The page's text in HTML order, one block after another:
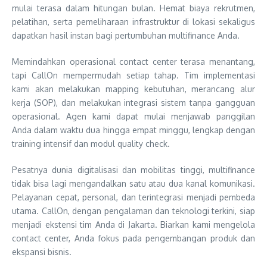
mulai terasa dalam hitungan bulan. Hemat biaya rekrutmen,
pelatihan, serta pemeliharaan infrastruktur di lokasi sekaligus
dapatkan hasil instan bagi pertumbuhan multifinance Anda.
Memindahkan operasional contact center terasa menantang,
tapi CallOn mempermudah setiap tahap. Tim implementasi
kami akan melakukan mapping kebutuhan, merancang alur
kerja (SOP), dan melakukan integrasi sistem tanpa gangguan
operasional. Agen kami dapat mulai menjawab panggilan
Anda dalam waktu dua hingga empat minggu, lengkap dengan
training intensif dan modul quality check.
Pesatnya dunia digitalisasi dan mobilitas tinggi, multifinance
tidak bisa lagi mengandalkan satu atau dua kanal komunikasi.
Pelayanan cepat, personal, dan terintegrasi menjadi pembeda
utama. CallOn, dengan pengalaman dan teknologi terkini, siap
menjadi ekstensi tim Anda di Jakarta. Biarkan kami mengelola
contact center, Anda fokus pada pengembangan produk dan
ekspansi bisnis.